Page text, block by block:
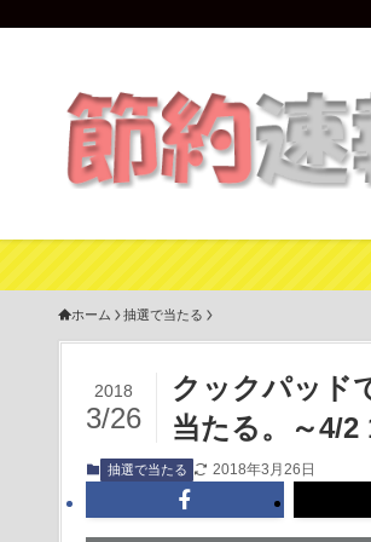
ホーム 抽選で当たる
クックパッド
当たる。～4/2
2018
3/26
抽選で当たる 2018年3月26日